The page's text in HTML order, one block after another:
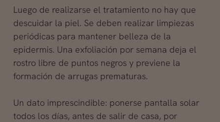
Luego de realizarse el tratamiento no hay que
descuidar la piel. Se deben realizar limpiezas
periódicas para mantener belleza de la
epidermis. Una exfoliación por semana deja el
rostro libre de puntos negros y previene la
formación de arrugas prematuras.
Un dato imprescindible: ponerse pantalla solar
todos los días, antes de salir de casa, por